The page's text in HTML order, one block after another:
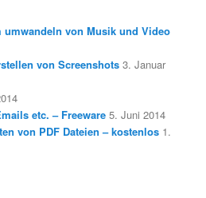
von Musik und Video
von Screenshots 3. Januar
etc. – Freeware 5. Juni 2014
von PDF Dateien – kostenlos 1.